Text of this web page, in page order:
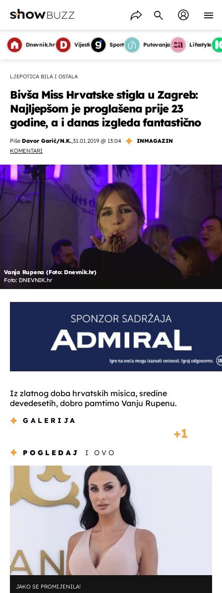
Dnevnik.hr Vijesti Sport Putovanja Lifestyle
LJEPOTICA BILA I OSTALA
Bivša Miss Hrvatske stigla u Zagreb:
Najljepšom je proglašena prije 23
godine, a i danas izgleda fantastično
Piše Davor Garić/N.K.,31.01.2019 @ 13:04
INMAGAZIN
KOMENTARI
Vanja Rupena (Foto: Dnevnik.hr)
Foto: DNEVNIK.hr
Iz zlatnog doba hrvatskih misica, sredine
devedesetih, dobro pamtimo Vanju Rupenu.
GALERIJA
1
POGLEDAJ I OVO
JAKO SE PROMIJENILA!
OMOGUĆI OBAVIJESTI